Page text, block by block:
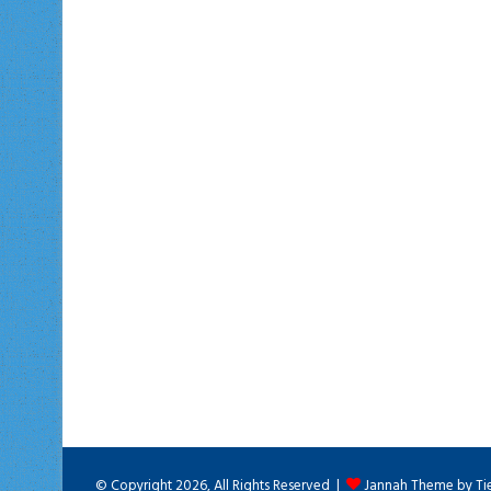
© Copyright 2026, All Rights Reserved | Jannah Theme by